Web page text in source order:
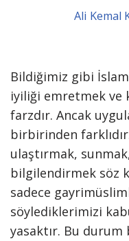
Ali Kemal
Bildiğimiz gibi
iyiliği emretmek ve
farzdır. Ancak
birbirinden
ulaştırmak,
bilgilendirmek söz
sadece
söylediklerimizi
yasaktır. Bu durum